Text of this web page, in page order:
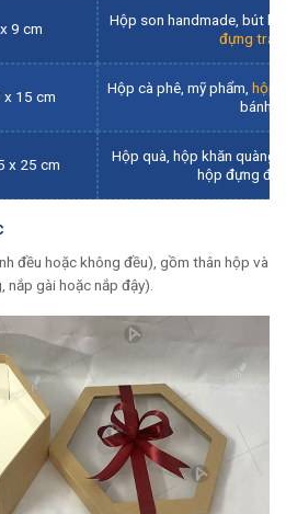
9 cm
Hộp son handmade, bút
đựng
x 15 cm Hộp cà phê, mỹ phẩm,hộp
bánh
x 25 cm
Hộp quà, hộp khăn quàng
hộp đựng đồ
đều hoặc không đều), gồm thân hộp và
gài hoặc nắp đậy).